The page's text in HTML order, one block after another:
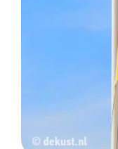
Zwin
Heist
Zeebrugge